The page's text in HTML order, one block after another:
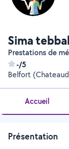
Sima
Prestations de
-/5
Belfort
Accueil
Présentation